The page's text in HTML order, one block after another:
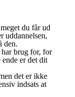
du får ud
uddannelsen,
den.
brug for, for
ende er det dit
det er ikke
indsats at